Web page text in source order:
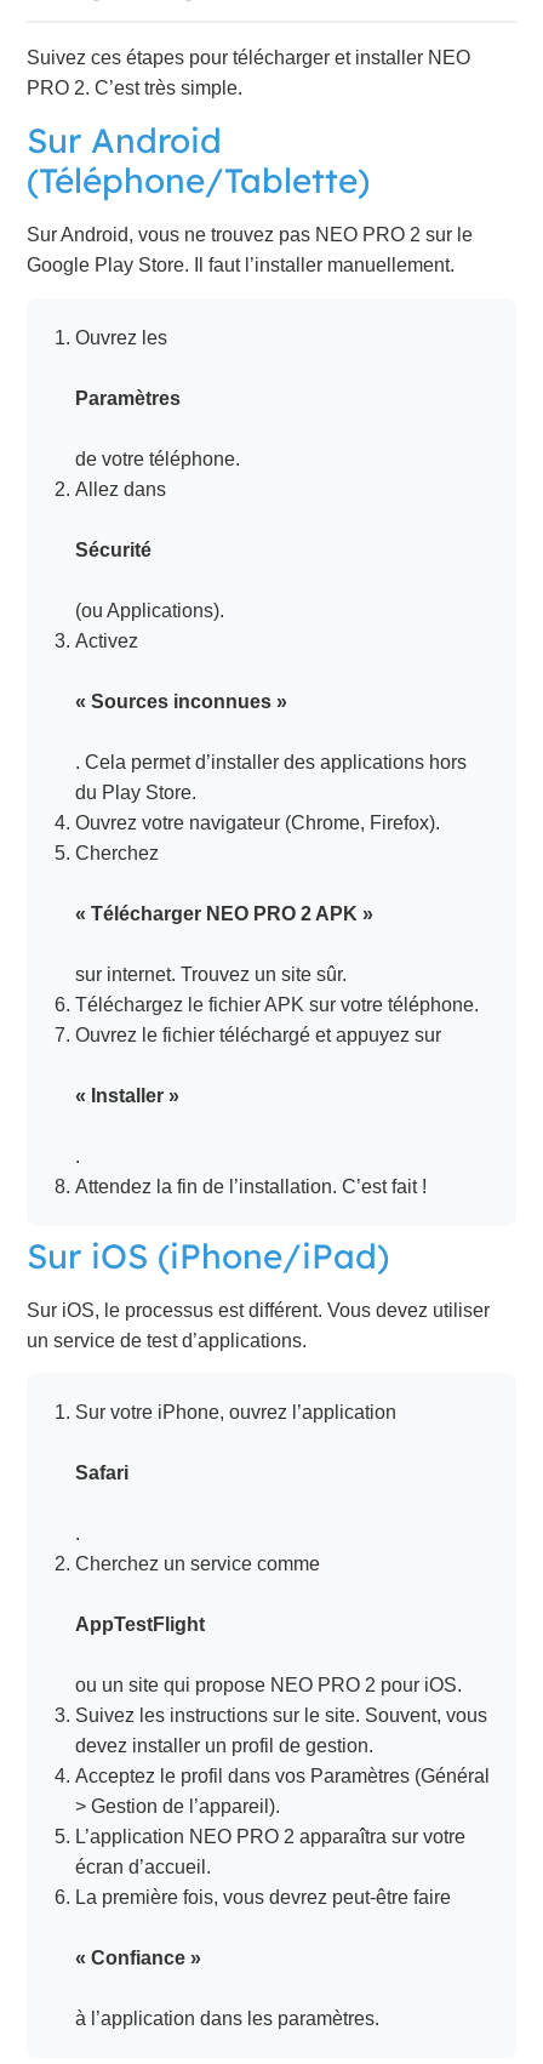
Suivez ces étapes pour télécharger et installer NEO
PRO 2. C’est très simple.
Sur Android
(Téléphone/Tablette)
Sur Android, vous ne trouvez pas NEO PRO 2 sur le
Google Play Store. Il faut l’installer manuellement.
Ouvrez les
Paramètres
de votre téléphone.
Allez dans
Sécurité
(ou Applications).
Activez
« Sources inconnues »
. Cela permet d’installer des applications hors
du Play Store.
Ouvrez votre navigateur (Chrome, Firefox).
Cherchez
« Télécharger NEO PRO 2 APK »
sur internet. Trouvez un site sûr.
Téléchargez le fichier APK sur votre téléphone.
Ouvrez le fichier téléchargé et appuyez sur
« Installer »
.
Attendez la fin de l’installation. C’est fait !
Sur iOS (iPhone/iPad)
Sur iOS, le processus est différent. Vous devez utiliser
un service de test d’applications.
Sur votre iPhone, ouvrez l’application
Safari
.
Cherchez un service comme
AppTestFlight
ou un site qui propose NEO PRO 2 pour iOS.
Suivez les instructions sur le site. Souvent, vous
devez installer un profil de gestion.
Acceptez le profil dans vos Paramètres (Général
> Gestion de l’appareil).
L’application NEO PRO 2 apparaîtra sur votre
écran d’accueil.
La première fois, vous devrez peut-être faire
« Confiance »
à l’application dans les paramètres.